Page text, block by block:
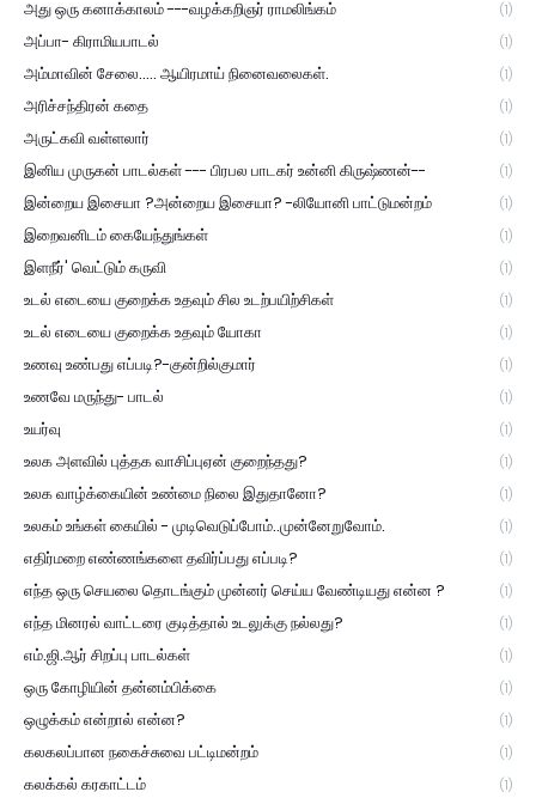
அது ஒரு கனாக்காலம் ---வழக்கறிஞர் ராமலிங்கம் (1)
அப்பா- கிராமியபாடல் (1)
அம்மாவின் சேலை..... ஆயிரமாய் நினைவலைகள். (1)
அரிச்சந்திரன் கதை (1)
அருட்கவி வள்ளலார் (1)
இனிய முருகன் பாடல்கள் --- பிரபல பாடகர் உன்னி கிருஷ்ணன்-- (1)
இன்றைய இசையா ?அன்றைய இசையா? -லியோனி பாட்டுமன்றம் (1)
இறைவனிடம் கையேந்துங்கள் (1)
இளநீர்' வெட்டும் கருவி (1)
உடல் எடையை குறைக்க உதவும் சில உடற்பயிற்சிகள் (1)
உடல் எடையை குறைக்க உதவும் யோகா (1)
உணவு உண்பது எப்படி?-குன்றில்குமார் (1)
உணவே மருந்து- பாடல் (1)
உயர்வு (1)
உலக அளவில் புத்தக வாசிப்புஏன் குறைந்தது? (1)
உலக வாழ்க்கையின் உண்மை நிலை இதுதானோ? (1)
உலகம் உங்கள் கையில் - முடிவெடுப்போம்..முன்னேறுவோம். (1)
எதிர்மறை எண்ணங்களை தவிர்ப்பது எப்படி? (1)
எந்த ஒரு செயலை தொடங்கும் முன்னர் செய்ய வேண்டியது என்ன ? (1)
எந்த மினரல் வாட்டரை குடித்தால் உடலுக்கு நல்லது? (1)
எம்.ஜி.ஆர் சிறப்பு பாடல்கள் (1)
ஒரு கோழியின் தன்னம்பிக்கை (1)
ஒழுக்கம் என்றால் என்ன? (1)
கலகலப்பான நகைச்சுவை பட்டிமன்றம் (1)
கலக்கல் கரகாட்டம் (1)